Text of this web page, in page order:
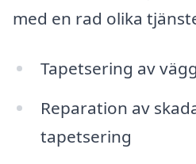
med en rad olika
Tapetsering av
Reparation av
tapetsering